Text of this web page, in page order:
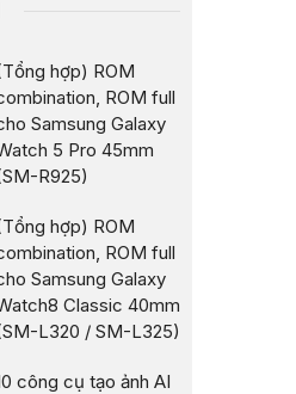
hợp) ROM
ROM full
Samsung Galaxy
5 Pro 45mm
R925)
hợp) ROM
ROM full
Samsung Galaxy
Classic 40mm
L320 / SM-L325)
công cụ tạo ảnh AI